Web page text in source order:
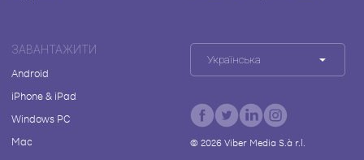
ЗАВАНТАЖИТИ
Android
iPhone & iPad
Windows PC
Mac
Українська
© 2026Viber Media S.à r.l.